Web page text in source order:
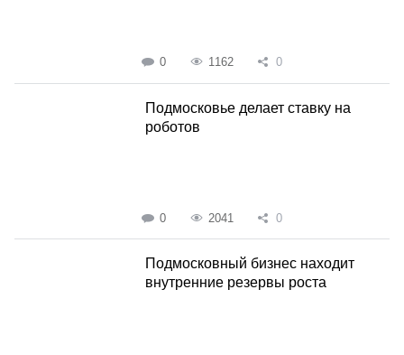
0 1162 0
Подмосковье делает ставку на
роботов
0 2041 0
Подмосковный бизнес находит
внутренние резервы роста